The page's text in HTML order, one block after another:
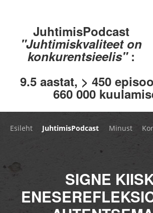
JuhtimisPodcast
"Juhtimiskvaliteet on
konkurentsieelis" :
9.5 aastat, > 450
660 000
Esileht JuhtimisPodcast Minust
SIGNE